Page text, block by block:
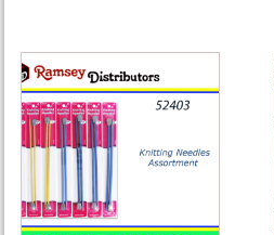
52403
-
6235
Knitting
Needles
Assortment
quantity